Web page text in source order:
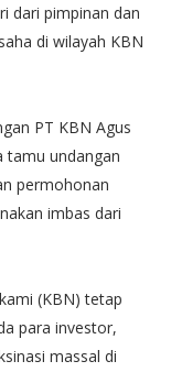
dari pimpinan dan
di wilayah KBN
PT KBN Agus
tamu undangan
permohonan
imbas dari
(KBN) tetap
para investor,
massal di